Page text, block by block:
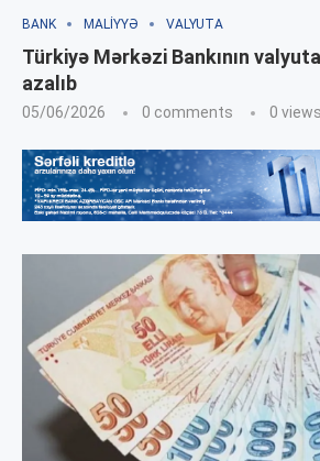
BANK MALIYYƏ VALYUTA
Türkiyə Mərkəzi Bankının
azalıb
05/06/2026 0 comments 0 views